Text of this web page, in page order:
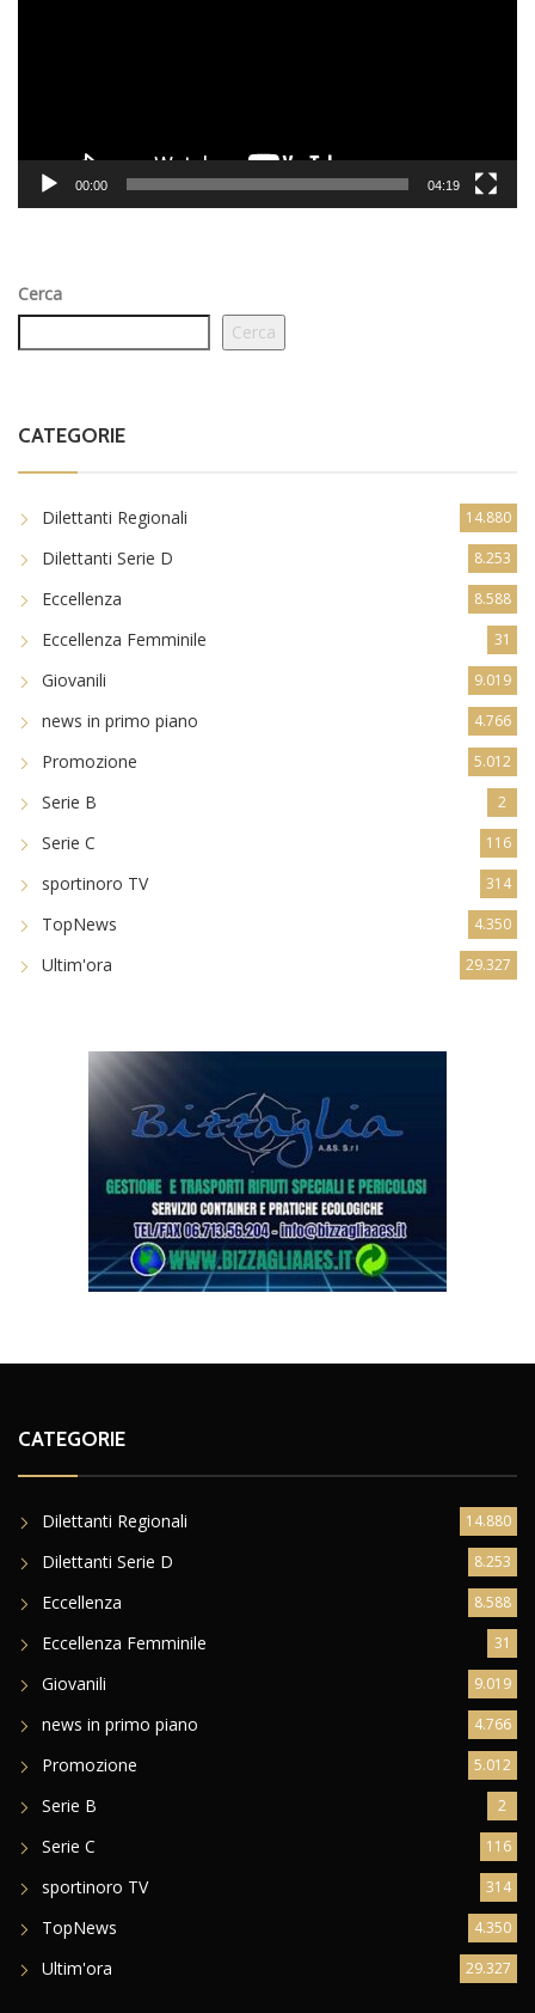
00:00 04:19
Cerca
Cerca
CATEGORIE
Dilettanti Regionali 14.880
Dilettanti Serie D 8.253
Eccellenza 8.588
Eccellenza Femminile 31
Giovanili 9.019
news in primo piano 4.766
Promozione 5.012
Serie B 2
Serie C 116
sportinoro TV 314
TopNews 4.350
Ultim'ora 29.327
CATEGORIE
Dilettanti Regionali 14.880
Dilettanti Serie D 8.253
Eccellenza 8.588
Eccellenza Femminile 31
Giovanili 9.019
news in primo piano 4.766
Promozione 5.012
Serie B 2
Serie C 116
sportinoro TV 314
TopNews 4.350
Ultim'ora 29.327